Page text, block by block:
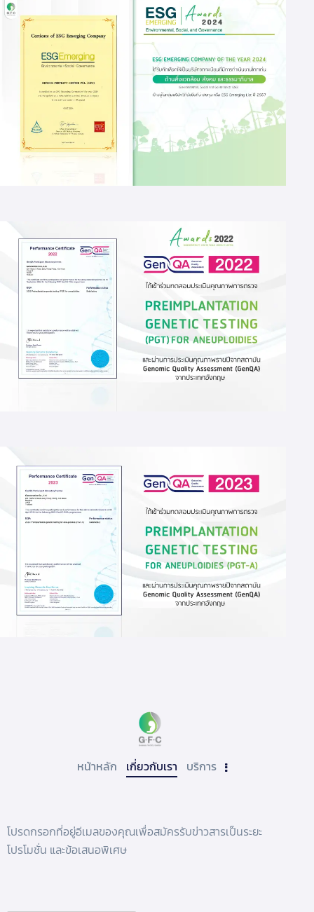
หน้าหลัก เกี่ยวกับเรา บริการ
โปรดกรอกที่อยู่อีเมลของคุณเพื่อสมัครรับข่าวสารเป็นระยะ
โปรโมชั่น และข้อเสนอพิเศษ